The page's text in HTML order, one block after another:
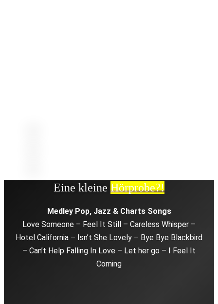
Eine kleine Hörprobe?!
Medley Pop, Jazz & Charts Songs
Love Someone – Feel It Still – Careless Whisper –
Hotel California – Isn’t She Lovely – Bye Bye Blackbird
– Can’t Help Falling In Love – Let her go – I Feel It
Coming